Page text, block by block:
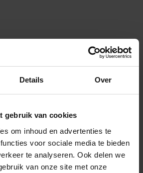
Details Over
gebruik van cookies
om inhoud en advertenties te
voor sociale media te bieden
te analyseren. Ook delen we
van onze site met onze